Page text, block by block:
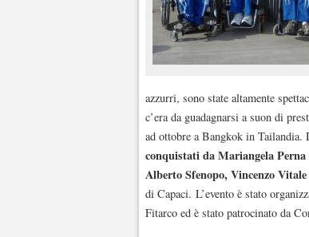
azzurri, sono state altamente
c’era da guadagnarsi a suon di
ad ottobre a Bangkok in Tailandia.
conquistati da Mariangela
Alberto Sfenopo, Vincenzo
di Capaci. L’evento è stato
Fitarco ed è stato patrocinato da